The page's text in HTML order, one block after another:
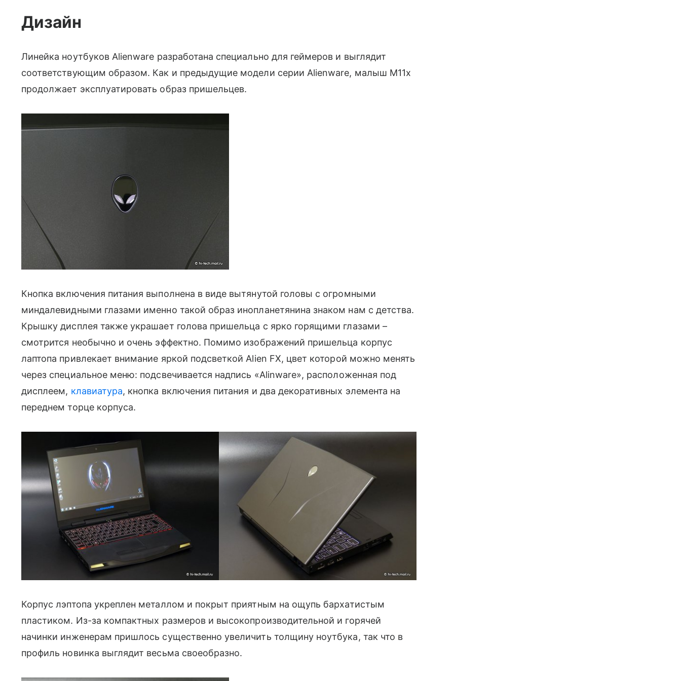
Дизайн
Линейка ноутбуков Alienware разработана специально для геймеров и выглядит
соответствующим образом. Как и предыдущие модели серии Alienware, малыш M11x
продолжает эксплуатировать образ пришельцев.
Кнопка включения питания выполнена в виде вытянутой головы с огромными
миндалевидными глазами именно такой образ инопланетянина знаком нам с детства.
Крышку дисплея также украшает голова пришельца с ярко горящими глазами –
смотрится необычно и очень эффектно. Помимо изображений пришельца корпус
лаптопа привлекает внимание яркой подсветкой Alien FX, цвет которой можно менять
через специальное меню: подсвечивается надпись «Alinware», расположенная под
дисплеем, клавиатура, кнопка включения питания и два декоративных элемента на
переднем торце корпуса.
Корпус лэптопа укреплен металлом и покрыт приятным на ощупь бархатистым
пластиком. Из-за компактных размеров и высокопроизводительной и горячей
начинки инженерам пришлось существенно увеличить толщину ноутбука, так что в
профиль новинка выглядит весьма своеобразно.